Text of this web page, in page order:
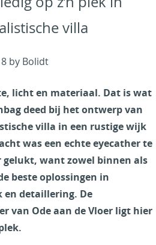
villa
by Bolidt
licht en materiaal. Dat is wat
deed bij het ontwerp van
villa in een rustige wijk
was een echte eyecather te
gelukt, want zowel binnen als
beste oplossingen in
detaillering. De
van Ode aan de Vloer ligt hier